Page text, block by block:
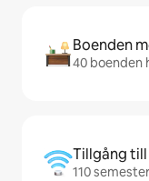
Boenden
40 boenden
Tillgång
110